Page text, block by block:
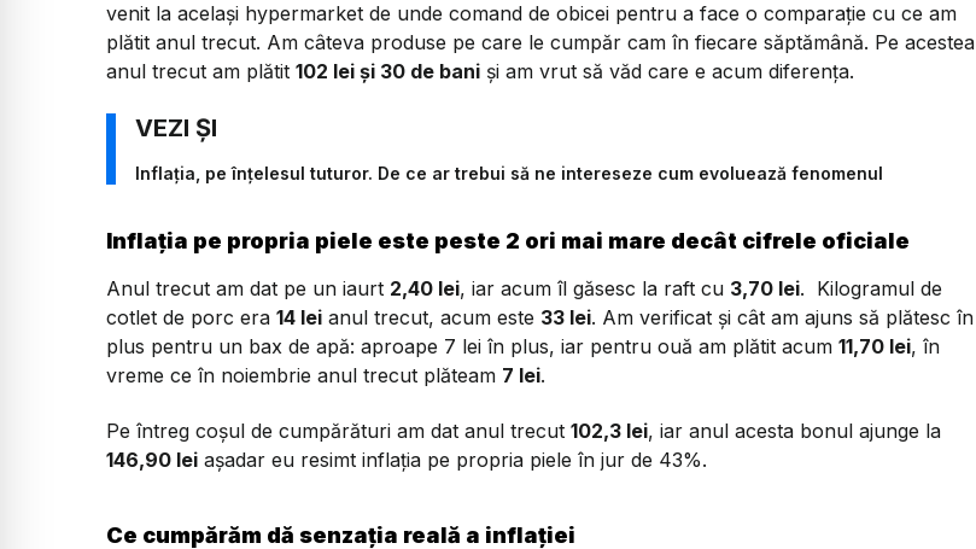
venit la același hypermarket de unde comand de obicei pentru a face o comparație cu ce am
plătit anul trecut. Am câteva produse pe care le cumpăr cam în fiecare săptămână. Pe acestea
anul trecut am plătit 102 lei și 30 de bani și am vrut să văd care e acum diferența.
Inflația, pe înțelesul tuturor. De ce ar trebui să ne intereseze cum evoluează fenomenul
Inflația pe propria piele este peste 2 ori mai mare decât cifrele oficiale
Anul trecut am dat pe un iaurt 2,40 lei, iar acum îl găsesc la raft cu 3,70 lei. Kilogramul de
cotlet de porc era 14 lei anul trecut, acum este 33 lei. Am verificat și cât am ajuns să plătesc în
plus pentru un bax de apă: aproape 7 lei în plus, iar pentru ouă am plătit acum 11,70 lei, în
vreme ce în noiembrie anul trecut plăteam 7 lei.
Pe întreg coșul de cumpărături am dat anul trecut 102,3 lei, iar anul acesta bonul ajunge la
146,90 lei așadar eu resimt inflația pe propria piele în jur de 43%.
Ce cumpărăm dă senzația reală a inflației